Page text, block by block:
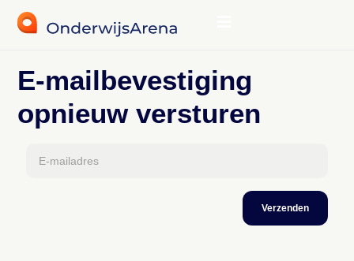
E-mailbevestiging
opnieuw versturen
E-mailadres
Verzenden